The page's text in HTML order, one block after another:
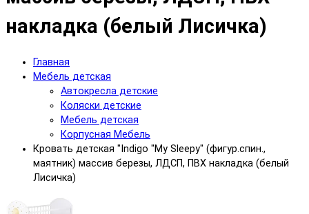
накладка (белый Лисичка)
Главная
Мебель детская
Автокресла детские
Коляски детские
Мебель детская
Корпусная Мебель
Кровать детская "Indigo "My Sleepy" (фигур.спин.,
маятник) массив березы, ЛДСП, ПВХ накладка (белый
Лисичка)